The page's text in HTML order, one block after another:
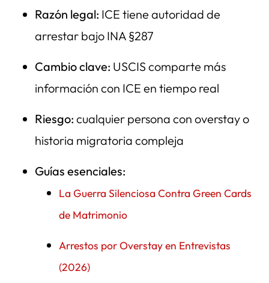
Razón legal: ICE tiene autoridad de
arrestar bajo INA §287
Cambio clave: USCIS comparte más
información con ICE en tiempo real
Riesgo: cualquier persona con overstay o
historia migratoria compleja
Guías esenciales:
La Guerra Silenciosa Contra Green Cards
de Matrimonio
Arrestos por Overstay en Entrevistas
(2026)